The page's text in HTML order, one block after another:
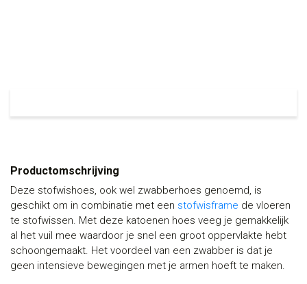
Productomschrijving
Deze stofwishoes, ook wel zwabberhoes genoemd, is
geschikt om in combinatie met een stofwisframe de vloeren
te stofwissen. Met deze katoenen hoes veeg je gemakkelijk
al het vuil mee waardoor je snel een groot oppervlakte hebt
schoongemaakt. Het voordeel van een zwabber is dat je
geen intensieve bewegingen met je armen hoeft te maken.